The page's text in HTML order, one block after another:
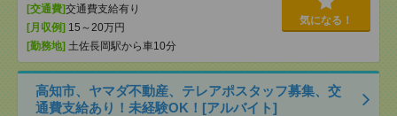
[交通費]交通費支給有り
[月収例] 15～20万円
[勤務地] 土佐長岡駅から車10分
気になる！
高知市、ヤマダ不動産、テレアポスタッフ募集、交
通費支給あり！未経験OK！[アルバイト]